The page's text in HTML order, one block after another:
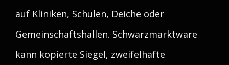
auf Kliniken, Schulen, Deiche oder
Gemeinschaftshallen. Schwarzmarktware
kann kopierte Siegel, zweifelhafte